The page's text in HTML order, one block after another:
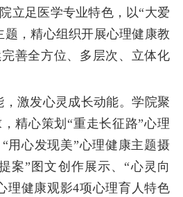
立足医学专业特色，以“大爱
题，精心组织开展心理健康教
善全方位、多层次、立体化
激发心灵成长动能。学院聚
精心策划 “重走长征路”心理
用心发现美”心理健康主题摄
案”图文创作展示、“心灵向
理健康观影4项心理育人特色